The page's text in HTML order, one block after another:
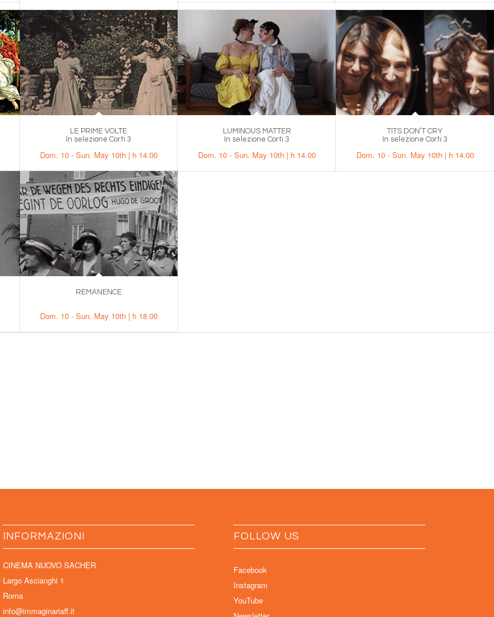
LE PRIME VOLTE
In selezione Corti 3
Dom. 10 - Sun. May 10th | h 14.00
LUMINOUS MATTER
In selezione Corti 3
Dom. 10 - Sun. May 10th | h 14.00
TITS DON’T CRY
In selezione Corti 3
Dom. 10 - Sun. May 10th | h 14.00
REMANENCE
Dom. 10 - Sun. May 10th | h 18.00
INFORMAZIONI
CINEMA NUOVO SACHER
Largo Ascianghi 1
Roma
info@immaginariaff.it
FOLLOW US
Facebook
Instagram
YouTube